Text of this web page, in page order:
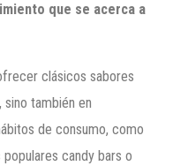
que se acerca a
clásicos sabores
sino también en
de consumo, como
candy bars o